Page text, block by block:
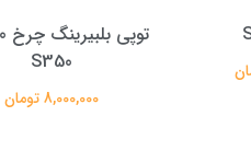
یونیت بک آپشن S کلاس
12,000,000 تومان